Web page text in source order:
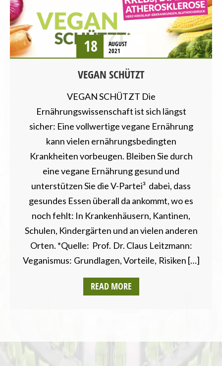
18
AUGUST
2021
VEGAN SCHÜTZT
VEGAN SCHÜTZT Die
Ernährungswissenschaft ist sich längst
sicher: Eine vollwertige vegane Ernährung
kann vielen ernährungsbedingten
Krankheiten vorbeugen. Bleiben Sie durch
eine vegane Ernährung gesund und
unterstützen Sie die V-Partei³ dabei, dass
gesundes Essen überall da ankommt, wo es
noch fehlt: In Krankenhäusern, Kantinen,
Schulen, Kindergärten und an vielen anderen
Orten. *Quelle: Prof. Dr. Claus Leitzmann:
Veganismus: Grundlagen, Vorteile, Risiken […]
READ MORE